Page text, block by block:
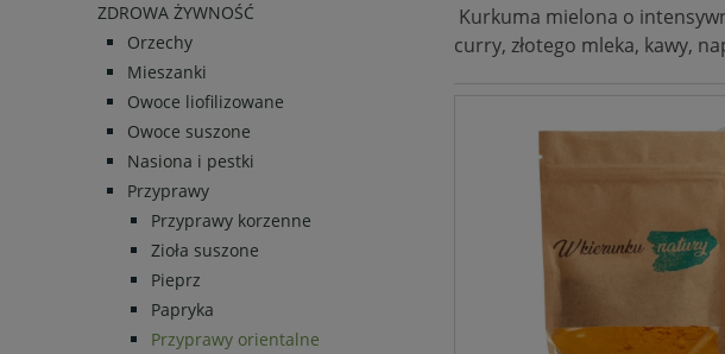
ZDROWA ŻYWNOŚĆ
Orzechy
Mieszanki
Owoce liofilizowane
Owoce suszone
Nasiona i pestki
Przyprawy
Przyprawy korzenne
Zioła suszone
Pieprz
Papryka
Przyprawy orientalne
Kurkuma mielona o
curry, złotego mleka, kawy,